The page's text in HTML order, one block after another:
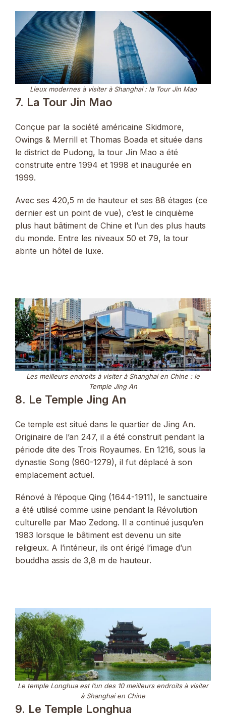
Lieux modernes à visiter à Shanghai : la Tour Jin Mao
7. La Tour Jin Mao
Conçue par la société américaine Skidmore,
Owings & Merrill et Thomas Boada et située dans
le district de Pudong, la tour Jin Mao a été
construite entre 1994 et 1998 et inaugurée en
1999.
Avec ses 420,5 m de hauteur et ses 88 étages (ce
dernier est un point de vue), c’est le cinquième
plus haut bâtiment de Chine et l’un des plus hauts
du monde. Entre les niveaux 50 et 79, la tour
abrite un hôtel de luxe.
Les meilleurs endroits à visiter à Shanghai en Chine : le
Temple Jing An
8. Le Temple Jing An
Ce temple est situé dans le quartier de Jing An.
Originaire de l’an 247, il a été construit pendant la
période dite des Trois Royaumes. En 1216, sous la
dynastie Song (960-1279), il fut déplacé à son
emplacement actuel.
Rénové à l’époque Qing (1644-1911), le sanctuaire
a été utilisé comme usine pendant la Révolution
culturelle par Mao Zedong. Il a continué jusqu’en
1983 lorsque le bâtiment est devenu un site
religieux. A l’intérieur, ils ont érigé l’image d’un
bouddha assis de 3,8 m de hauteur.
Le temple Longhua est l’un des 10 meilleurs endroits à visiter
à Shanghai en Chine
9. Le Temple Longhua